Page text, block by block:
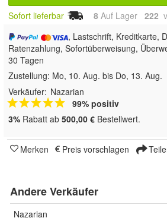
Sofort lieferbar 8 Auf Lager 222
, Lastschrift, Kreditkarte,
Ratenzahlung, Sofortüberweisung,
30 Tagen
Zustellung: Mo, 10. Aug. bis Do, 13. Aug.
Verkäufer: Nazarian
99% positiv
3% Rabatt ab 500,00 € Bestellwert.
Merken Preis vorschlagen
Andere Verkäufer
Nazarian